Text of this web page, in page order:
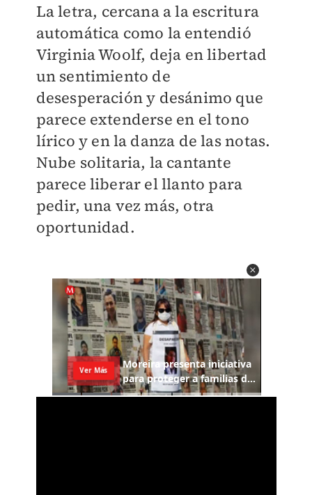
La letra, cercana a la escritura
automática como la entendió
Virginia Woolf, deja en libertad
un sentimiento de
desesperación y desánimo que
parece extenderse en el tono
lírico y en la danza de las notas.
Nube solitaria, la cantante
parece liberar el llanto para
pedir, una vez más, otra
oportunidad.